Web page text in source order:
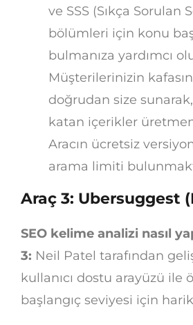
ve SSS (Sıkça Sorulan
bölümleri için konu
bulmanıza yardımcı
Müşterilerinizin
doğrudan size
katan içerikler
Aracın ücretsiz
arama limiti
Araç 3: Ubersuggest
SEO kelime analizi nasıl
3: Neil Patel tarafından
kullanıcı dostu arayüzü ile
başlangıç seviyesi için